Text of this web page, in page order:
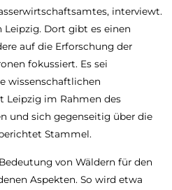
interviewt.
Dort gibt es einen
auf die Erforschung der
fokussiert. Es sei
wissenschaftlichen
Leipzig im Rahmen des
und sich gegenseitig über die
Stammel.
von Wäldern für den
Aspekten. So wird etwa